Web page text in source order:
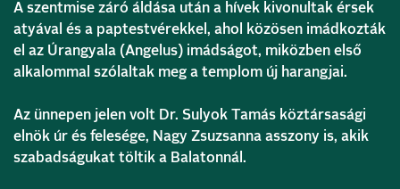
A szentmise záró áldása után a hívek kivonultak érsek
atyával és a paptestvérekkel, ahol közösen imádkozták
el az Úrangyala (Angelus) imádságot, miközben első
alkalommal szólaltak meg a templom új harangjai.
Az ünnepen jelen volt Dr. Sulyok Tamás köztársasági
elnök úr és felesége, Nagy Zsuzsanna asszony is, akik
szabadságukat töltik a Balatonnál.